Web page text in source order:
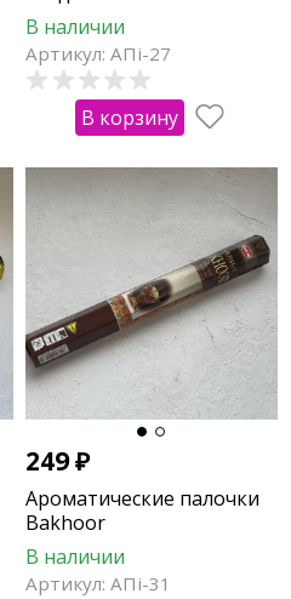
В наличии
Артикул: АПi-27
В корзину
249₽
Ароматические палочки
Bakhoor
В наличии
Артикул: АПi-31